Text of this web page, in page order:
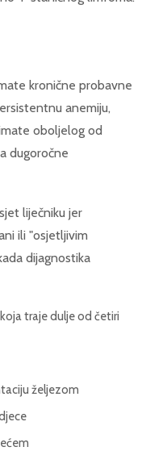
kronične probavne
anemiju,
oboljelog od
dugoročne
liječniku jer
ili "osjetljivim
dijagnostika
traje dulje od četiri
željezom